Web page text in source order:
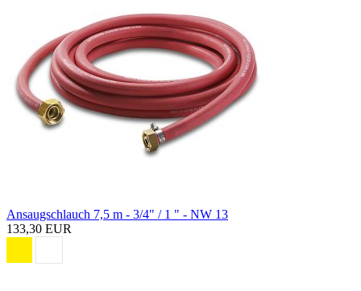
Ansaugschlauch 7,5 m - 3/4" / 1 " - NW 13
133,30 EUR